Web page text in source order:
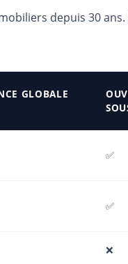
depuis 30 ans.
GLOBALE
✅
✅
❌